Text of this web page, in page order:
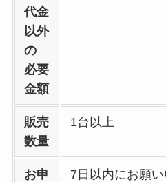
代金
以外
の
必要
金額
販売
数量
1台以上
お申
7日以内にお願い